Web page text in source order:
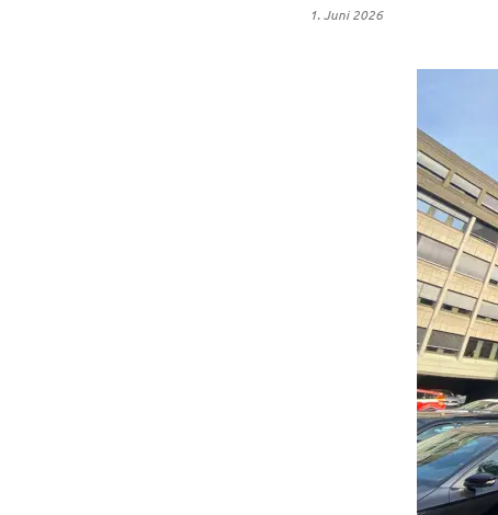
1. Juni 2026